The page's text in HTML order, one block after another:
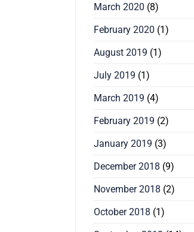
March 2020 (8)
February 2020 (1)
August 2019 (1)
July 2019 (1)
March 2019 (4)
February 2019 (2)
January 2019 (3)
December 2018 (9)
November 2018 (2)
October 2018 (1)